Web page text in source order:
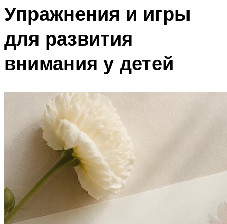
Упражнения и игры
для развития
внимания у детей